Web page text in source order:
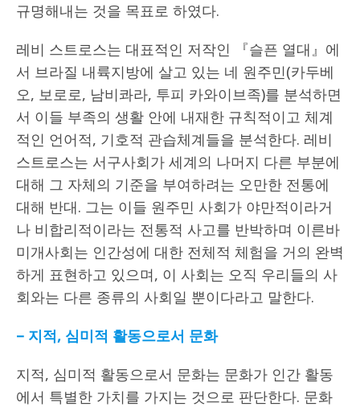
규명해내는 것을 목표로 하였다.
레비 스트로스는 대표적인 저작인 『슬픈 열대』에
서 브라질 내륙지방에 살고 있는 네 원주민(카두베
오, 보로로, 남비콰라, 투피 카와이브족)를 분석하면
서 이들 부족의 생활 안에 내재한 규칙적이고 체계
적인 언어적, 기호적 관습체계들을 분석한다. 레비
스트로스는 서구사회가 세계의 나머지 다른 부분에
대해 그 자체의 기준을 부여하려는 오만한 전통에
대해 반대. 그는 이들 원주민 사회가 야만적이라거
나 비합리적이라는 전통적 사고를 반박하며 이른바
미개사회는 인간성에 대한 전체적 체험을 거의 완벽
하게 표현하고 있으며, 이 사회는 오직 우리들의 사
회와는 다른 종류의 사회일 뿐이다라고 말한다.
– 지적, 심미적 활동으로서 문화
지적, 심미적 활동으로서 문화는 문화가 인간 활동
에서 특별한 가치를 가지는 것으로 판단한다. 문화